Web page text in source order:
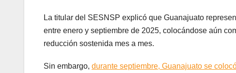
La titular del SESNSP explicó que Guanajuato
entre enero y septiembre de 2025, colocándose aún
reducción sostenida mes a mes.
Sin embargo, durante septiembre, Guanajuato se